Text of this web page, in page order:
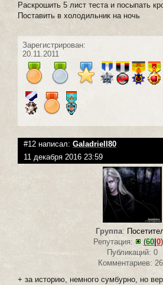
Раскрошить 5 лист теста и посыпать
Поставить в холодильник на ночь
Зарегистрирован:
20.11.2011
#12 написал: Galadriell80
11 декабря 2016 23:59
Группа:
Репутация:
(60 0)
Публикаций: 0
Комментариев:
+ за историю, немного сумбурно, но